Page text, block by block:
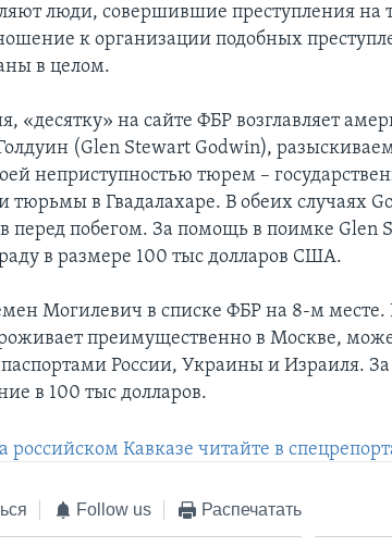
люди, совершившие преступления
к организации подобных
в целом.
«десятку» на сайте ФБР возглавляет
(Glen Stewart Godwin),
неприступностью тюрем –
тюрьмы в Гвадалахаре. В обеих случаях
перед побегом. За помощь в поимке Glen
в размере 100 тыс долларов США.
Могилевич в списке ФБР на 8-м месте.
преимущественно в Москве,
паспортами России, Украины и Израиля.
в 100 тыс долларов.
российском Кавказе читайте в
Follow us Распечатать